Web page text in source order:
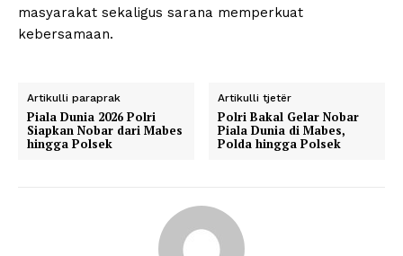
masyarakat sekaligus sarana memperkuat
kebersamaan.
Artikulli paraprak
Piala Dunia 2026 Polri
Siapkan Nobar dari Mabes
hingga Polsek
Artikulli tjetër
Polri Bakal Gelar Nobar
Piala Dunia di Mabes,
Polda hingga Polsek